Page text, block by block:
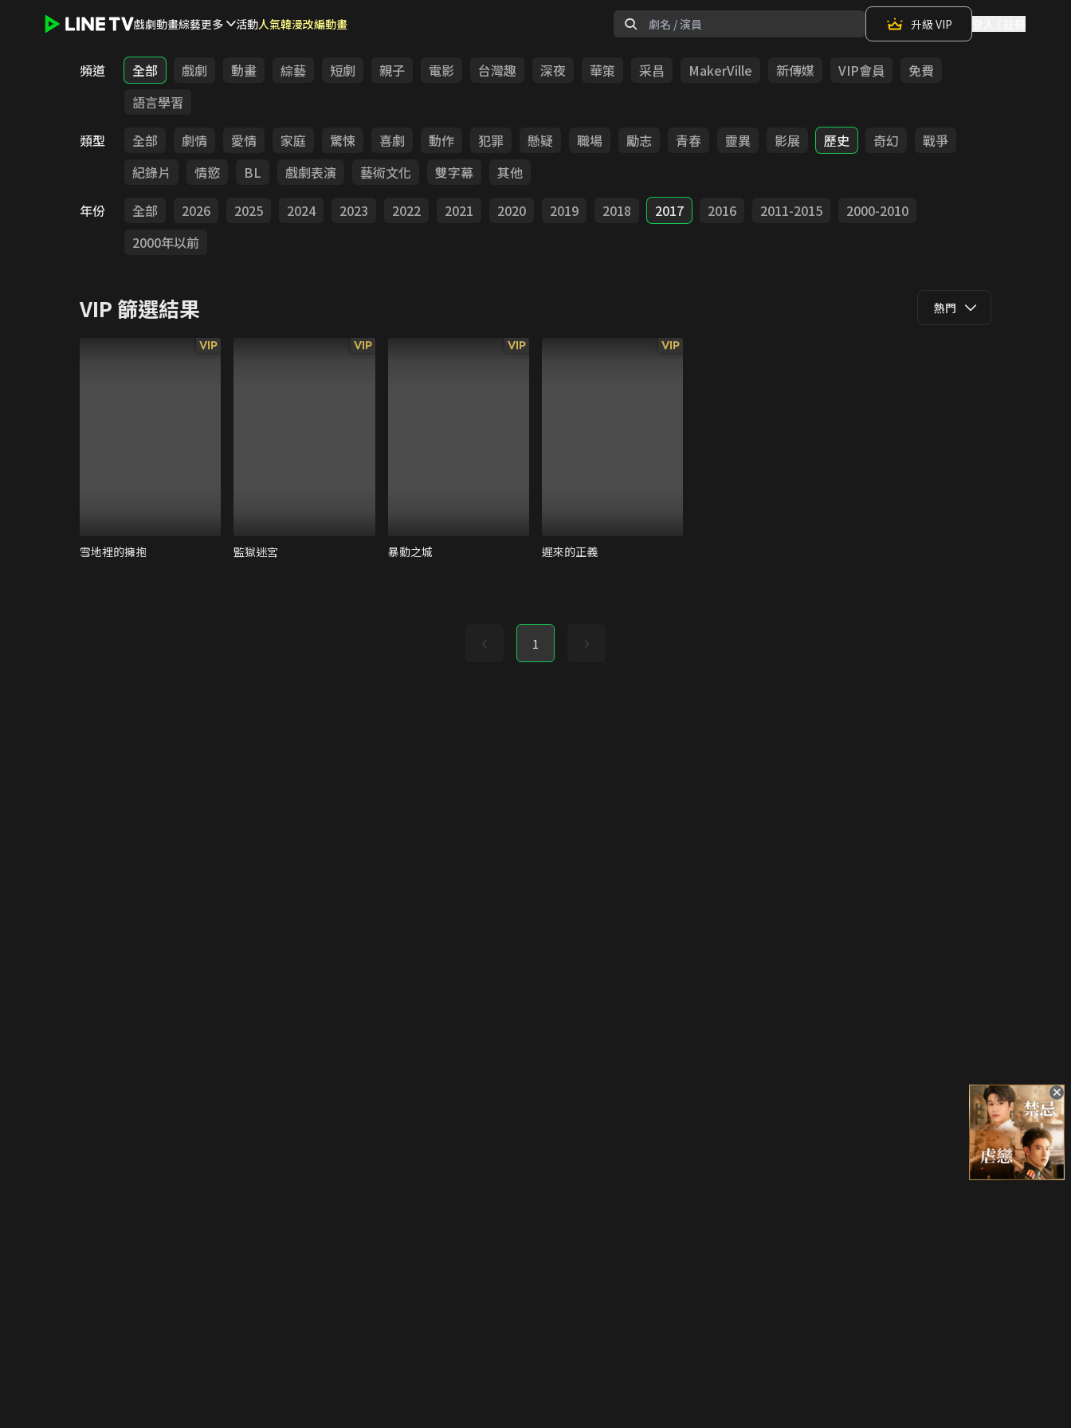
戲劇動畫綜藝更多 活動人氣韓漫改編動畫 升級 VIP
頻道 全部 戲劇 動畫 綜藝 短劇 親子 電影 台灣趣 深夜 華策 采昌 MakerVille 新傳媒 VIP會員
免費
語言學習
類型
全部 劇情 愛情 家庭 驚悚 喜劇 動作 犯罪 懸疑 職場 勵志 青春 靈異 影展 歷史 奇幻
戰爭
紀錄片
情慾 BL 戲劇表演 藝術文化 雙字幕
其他
年份
全部 2026 2025 2024 2023 2022 2021 2020 2019 2018 2017 2016 2011-2015
2000-2010
2000年以前
VIP 篩選結果 熱門
VIP
雪地裡的擁抱
VIP
監獄迷宮
VIP
暴動之城
VIP
遲來的正義
1